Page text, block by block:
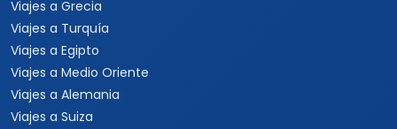
Viajes a Grecia
Viajes a Turquía
Viajes a Egipto
Viajes a Medio Oriente
Viajes a Alemania
Viajes a Suiza